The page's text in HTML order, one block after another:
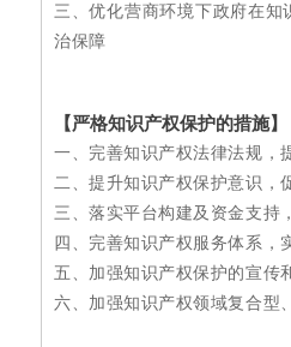
三、优化营商环境下政府在知
治保障
【严格知识产权保护的措施】
一、完善知识产权法律法规，
二、提升知识产权保护意识，
三、落实平台构建及资金支持
四、完善知识产权服务体系，
五、加强知识产权保护的宣传
六、加强知识产权领域复合型